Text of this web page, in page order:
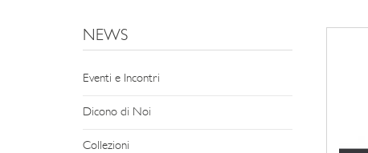
NEWS
Eventi e Incontri
Dicono di Noi
Collezioni